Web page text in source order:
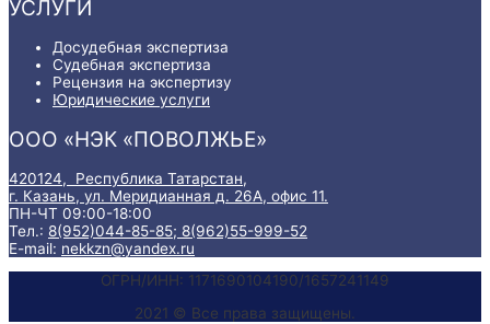
УСЛУГИ
Досудебная экспертиза
Судебная экспертиза
Рецензия на экспертизу
Юридические услуги
ООО «НЭК «ПОВОЛЖЬЕ»
420124, Республика Татарстан,
г. Казань, ул. Меридианная д. 26А, офис 11.
ПН-ЧТ 09:00-18:00
Тел.: 8(952)044-85-85; 8(962)55-999-52
E-mail: nekkzn@yandex.ru
ОГРН/ИНН: 1171690104190/1657241149
2021 © Все права защищены.